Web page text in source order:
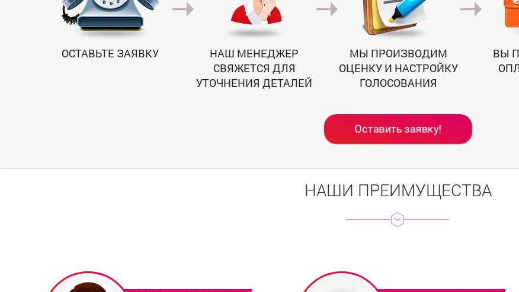
ОСТАВЬТЕ ЗАЯВКУ
НАШ МЕНЕДЖЕР
СВЯЖЕТСЯ ДЛЯ
УТОЧНЕНИЯ ДЕТАЛЕЙ
МЫ ПРОИЗВОДИМ
ОЦЕНКУ И НАСТРОЙКУ
ГОЛОСОВАНИЯ
ВЫ
Оставить заявку!
НАШИ ПРЕИМУЩЕСТВА